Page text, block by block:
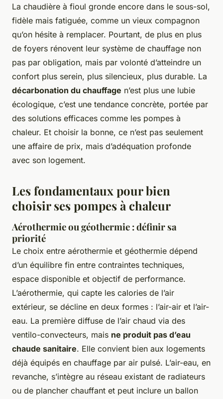
La chaudière à fioul gronde encore dans le sous-sol,
fidèle mais fatiguée, comme un vieux compagnon
qu’on hésite à remplacer. Pourtant, de plus en plus
de foyers rénovent leur système de chauffage non
pas par obligation, mais par volonté d’atteindre un
confort plus serein, plus silencieux, plus durable. La
décarbonation du chauffage n’est plus une lubie
écologique, c’est une tendance concrète, portée par
des solutions efficaces comme les pompes à
chaleur. Et choisir la bonne, ce n’est pas seulement
une affaire de prix, mais d’adéquation profonde
avec son logement.
Les fondamentaux pour bien
choisir ses pompes à chaleur
Aérothermie ou géothermie : définir sa
priorité
Le choix entre aérothermie et géothermie dépend
d’un équilibre fin entre contraintes techniques,
espace disponible et objectif de performance.
L’aérothermie, qui capte les calories de l’air
extérieur, se décline en deux formes : l’air-air et l’air-
eau. La première diffuse de l’air chaud via des
ventilo-convecteurs, mais ne produit pas d’eau
chaude sanitaire. Elle convient bien aux logements
déjà équipés en chauffage par air pulsé. L’air-eau, en
revanche, s’intègre au réseau existant de radiateurs
ou de plancher chauffant et peut inclure un ballon